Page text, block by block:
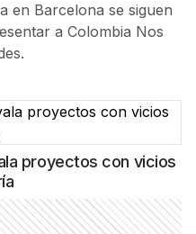
en Barcelona se siguen
a Colombia Nos
proyectos con vicios